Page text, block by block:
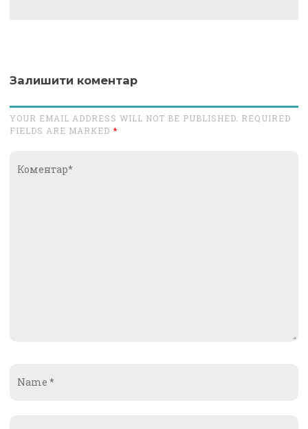
Залишити коментар
YOUR EMAIL ADDRESS WILL NOT BE PUBLISHED. REQUIRED
FIELDS ARE MARKED *